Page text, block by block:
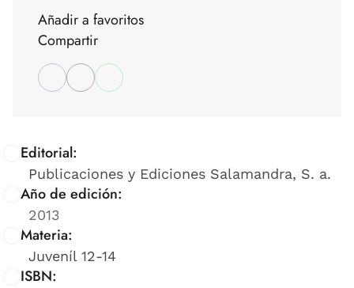
Editorial:
Publicaciones y Ediciones Salamandra, S. a.
Año de edición:
2013
Materia:
Juveníl 12-14
ISBN:
Añadir a favoritos
Compartir